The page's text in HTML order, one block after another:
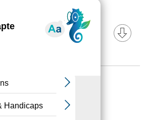
Mentions légales
Accessibilité